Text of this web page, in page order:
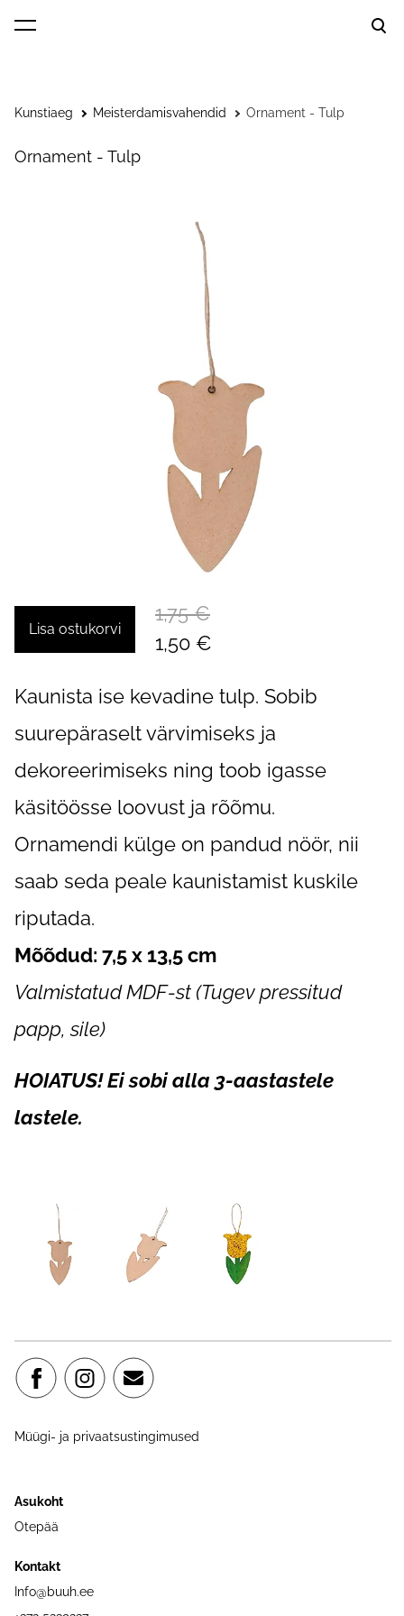
lisati ostukorvi.
Kunstiaeg Meisterdamisvahendid Ornament - Tulp
Ornament - Tulp
Lisa ostukorvi
1,75 €
1,50 €
Kaunista ise kevadine tulp. Sobib
suurepäraselt värvimiseks ja
dekoreerimiseks ning toob igasse
käsitöösse loovust ja rõõmu.
Ornamendi külge on pandud nöör, nii
saab seda peale kaunistamist kuskile
riputada.
Mõõdud: 7,5 x 13,5 cm
Valmistatud MDF-st (Tugev pressitud
papp, sile)
HOIATUS! Ei sobi alla 3-aastastele
lastele.
Müügi- ja privaatsustingimused
Asukoht
Otepää
Kontakt
Info@buuh.ee